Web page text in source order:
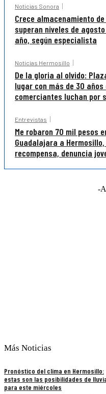
Noticias Sonora
Crece almacenamiento
superan niveles de
año, según especialista
Noticias Hermosillo
De la gloria al olvido:
lugar con más de 30
comerciantes luchan por
Entrevistas
Me robaron 70 mil pesos
Guadalajara a
recompensa, denuncia
-
Más Noticias
Pronóstico del clima en Hermosillo:
estas son las posibilidades de
para este miércoles